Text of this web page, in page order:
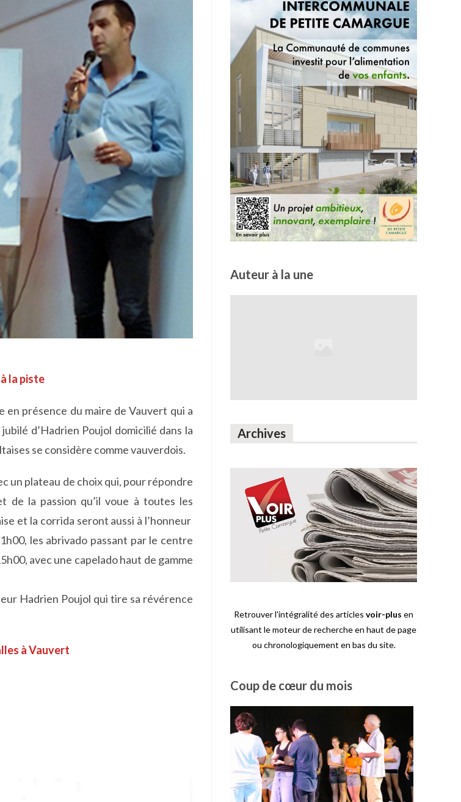
la piste
présence du maire de Vauvert qui a
d’Hadrien Poujol domicilié dans la
se considère comme vauverdois.
un plateau de choix qui, pour répondre
de la passion qu’il voue à toutes les
et la corrida seront aussi à l’honneur
les abrivado passant par le centre
avec une capelado haut de gamme
Hadrien Poujol qui tire sa révérence
à Vauvert
Auteur à la une
Archives
Retrouver l'intégralité des articles voir-plus en
utilisant le moteur de recherche en haut de page
ou chronologiquement en bas du site.
Coup de cœur du mois